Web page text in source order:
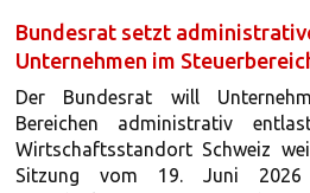
Bundesrat setzt
Unternehmen im
Der Bundesrat will
Bereichen administrativ
Wirtschaftsstandort Schweiz
Sitzung vom 19. Juni